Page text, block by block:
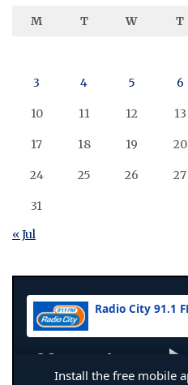
M T W T
3 4 5 6
10 11 12 13
17 18 19 20
24 25 26 27
31
« Jul